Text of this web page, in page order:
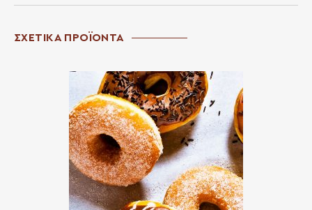
ΣΧΕΤΙΚΑ ΠΡΟΪΟΝΤΑ